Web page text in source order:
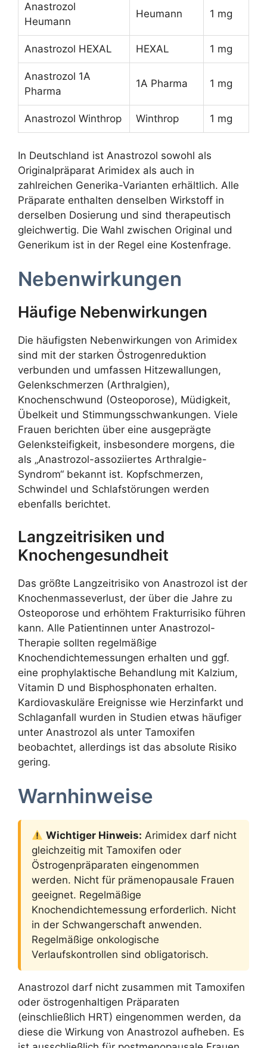
Anastrozol
Heumann
Heumann 1 mg
Anastrozol HEXAL HEXAL 1 mg
Anastrozol 1A
Pharma
1A Pharma 1 mg
Anastrozol Winthrop Winthrop 1 mg
In Deutschland ist Anastrozol sowohl als
Originalpräparat Arimidex als auch in
zahlreichen Generika-Varianten erhältlich. Alle
Präparate enthalten denselben Wirkstoff in
derselben Dosierung und sind therapeutisch
gleichwertig. Die Wahl zwischen Original und
Generikum ist in der Regel eine Kostenfrage.
Nebenwirkungen
Häufige Nebenwirkungen
Die häufigsten Nebenwirkungen von Arimidex
sind mit der starken Östrogenreduktion
verbunden und umfassen Hitzewallungen,
Gelenkschmerzen (Arthralgien),
Knochenschwund (Osteoporose), Müdigkeit,
Übelkeit und Stimmungsschwankungen. Viele
Frauen berichten über eine ausgeprägte
Gelenksteifigkeit, insbesondere morgens, die
als „Anastrozol-assoziiertes Arthralgie-
Syndrom“ bekannt ist. Kopfschmerzen,
Schwindel und Schlafstörungen werden
ebenfalls berichtet.
Langzeitrisiken und
Knochengesundheit
Das größte Langzeitrisiko von Anastrozol ist der
Knochenmasseverlust, der über die Jahre zu
Osteoporose und erhöhtem Frakturrisiko führen
kann. Alle Patientinnen unter Anastrozol-
Therapie sollten regelmäßige
Knochendichtemessungen erhalten und ggf.
eine prophylaktische Behandlung mit Kalzium,
Vitamin D und Bisphosphonaten erhalten.
Kardiovaskuläre Ereignisse wie Herzinfarkt und
Schlaganfall wurden in Studien etwas häufiger
unter Anastrozol als unter Tamoxifen
beobachtet, allerdings ist das absolute Risiko
gering.
Warnhinweise
Wichtiger Hinweis: Arimidex darf nicht
gleichzeitig mit Tamoxifen oder
Östrogenpräparaten eingenommen
werden. Nicht für prämenopausale Frauen
geeignet. Regelmäßige
Knochendichtemessung erforderlich. Nicht
in der Schwangerschaft anwenden.
Regelmäßige onkologische
Verlaufskontrollen sind obligatorisch.
Anastrozol darf nicht zusammen mit Tamoxifen
oder östrogenhaltigen Präparaten
(einschließlich HRT) eingenommen werden, da
diese die Wirkung von Anastrozol aufheben. Es